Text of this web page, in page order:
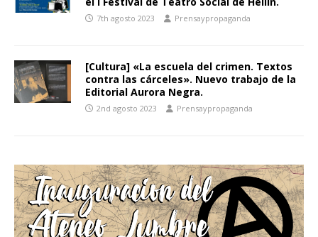
7th agosto 2023 Prensaypropaganda
[Cultura] «La escuela del crimen. Textos
contra las cárceles». Nuevo trabajo de la
Editorial Aurora Negra.
2nd agosto 2023 Prensaypropaganda